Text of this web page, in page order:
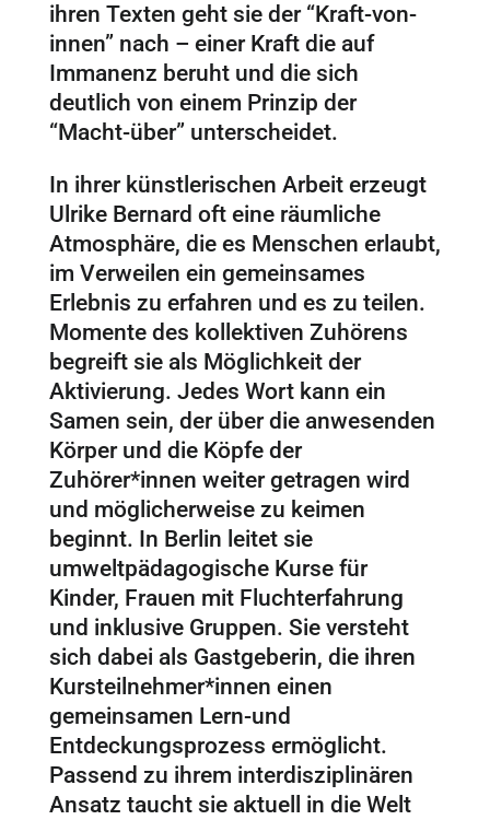
ihren Texten geht sie der “Kraft-von-
innen” nach – einer Kraft die auf
Immanenz beruht und die sich
deutlich von einem Prinzip der
“Macht-über” unterscheidet.
In ihrer künstlerischen Arbeit erzeugt
Ulrike Bernard oft eine räumliche
Atmosphäre, die es Menschen erlaubt,
im Verweilen ein gemeinsames
Erlebnis zu erfahren und es zu teilen.
Momente des kollektiven Zuhörens
begreift sie als Möglichkeit der
Aktivierung. Jedes Wort kann ein
Samen sein, der über die anwesenden
Körper und die Köpfe der
Zuhörer*innen weiter getragen wird
und möglicherweise zu keimen
beginnt. In Berlin leitet sie
umweltpädagogische Kurse für
Kinder, Frauen mit Fluchterfahrung
und inklusive Gruppen. Sie versteht
sich dabei als Gastgeberin, die ihren
Kursteilnehmer*innen einen
gemeinsamen Lern-und
Entdeckungsprozess ermöglicht.
Passend zu ihrem interdisziplinären
Ansatz taucht sie aktuell in die Welt